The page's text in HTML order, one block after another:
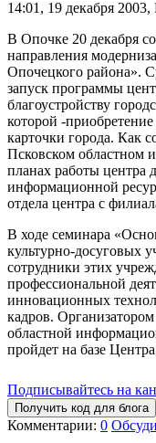
14:01, 19 декабря
В Опочке 20 декабря
направления
Опочецкого района».
запуск программы
благоустройству
которой -
карточки города. Как
Псковском областном
планах работы центра
информационной
отдела центра с
В ходе семинара
культурно-досуговых
сотрудники этих
профессиональной
инновационных
кадров.
областной
пройдет на базе
Подписывайтесь на
Получить код для блога
Комментарии: 0